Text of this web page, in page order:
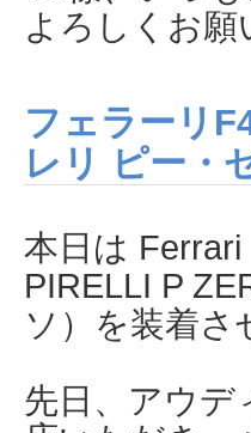
よろしくお願
フェラーリ
レリ ピー・
本日は
PIRELLI P
ソ）を装着
先日、アウデ